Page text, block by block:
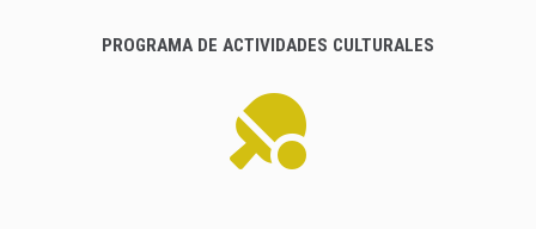
PROGRAMA DE ACTIVIDADES CULTURALES